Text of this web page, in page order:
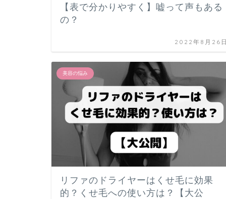
【表で分かりやすく】嘘って声もある
の？
2022年8月26
美容の悩み
リファのドライヤーはくせ毛に効果
的？くせ毛への使い方は？【大公